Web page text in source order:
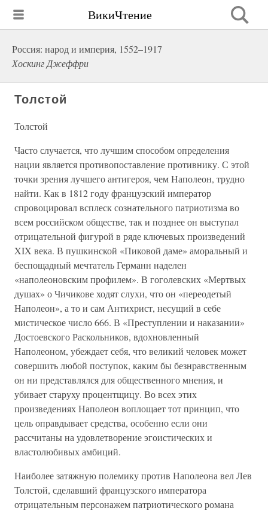
ВикиЧтение
Россия: народ и империя, 1552–1917
Хоскинг Джеффри
Толстой
Толстой
Часто случается, что лучшим способом определения
нации является противопоставление противнику. С этой
точки зрения лучшего антигероя, чем Наполеон, трудно
найти. Как в 1812 году французский император
спровоцировал всплеск сознательного патриотизма во
всем российском обществе, так и позднее он выступал
отрицательной фигурой в ряде ключевых произведений
XIX века. В пушкинской «Пиковой даме» аморальный и
беспощадный мечтатель Германн наделен
«наполеоновским профилем». В гоголевских «Мертвых
душах» о Чичикове ходят слухи, что он «переодетый
Наполеон», а то и сам Антихрист, несущий в себе
мистическое число 666. В «Преступлении и наказании»
Достоевского Раскольников, вдохновленный
Наполеоном, убеждает себя, что великий человек может
совершить любой поступок, каким бы безнравственным
он ни представлялся для общественного мнения, и
убивает старуху процентщицу. Во всех этих
произведениях Наполеон воплощает тот принцип, что
цель оправдывает средства, особенно если они
рассчитаны на удовлетворение эгоистических и
властолюбивых амбиций.
Наиболее затяжную полемику против Наполеона вел Лев
Толстой, сделавший французского императора
отрицательным персонажем патриотического романа